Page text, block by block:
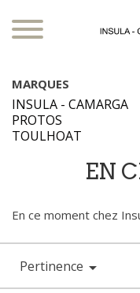
MARQUES
INSULA - CAMARGA
PROTOS
TOULHOAT
EN
En ce moment chez
Pertinence 